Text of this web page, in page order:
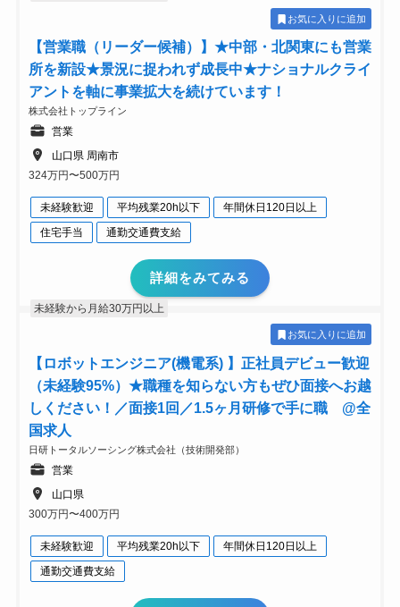
お気に入りに追加
【営業職（リーダー候補）】★中部・北関東にも営業
所を新設★景況に捉われず成長中★ナショナルクライ
アントを軸に事業拡大を続けています！
株式会社トップライン
営業
山口県 周南市
324万円〜500万円
未経験歓迎 平均残業20h以下
年間休日120日以上
住宅手当
通勤交通費支給
詳細をみてみる
未経験から月給30万円以上
お気に入りに追加
【ロボットエンジニア(機電系) 】正社員デビュー歓迎
（未経験95%）★職種を知らない方もぜひ面接へお越
しください！／面接1回／1.5ヶ月研修で手に職 @全
国求人
日研トータルソーシング株式会社（技術開発部）
営業
山口県
300万円〜400万円
未経験歓迎 平均残業20h以下
年間休日120日以上
通勤交通費支給